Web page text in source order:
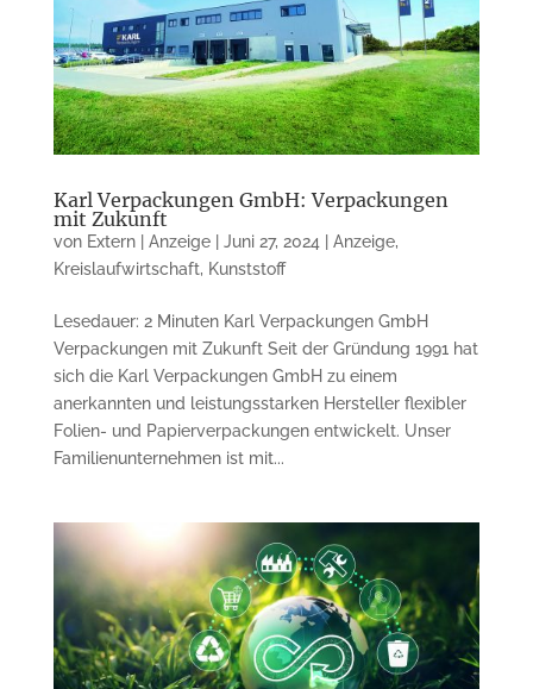
Karl Verpackungen GmbH: Verpackungen
mit Zukunft
von Extern | Anzeige| Juni 27, 2024 Anzeige,
Kreislaufwirtschaft, Kunststoff
Lesedauer: 2 Minuten Karl Verpackungen GmbH
Verpackungen mit Zukunft Seit der Gründung 1991 hat
sich die Karl Verpackungen GmbH zu einem
anerkannten und leistungsstarken Hersteller flexibler
Folien- und Papierverpackungen entwickelt. Unser
Familienunternehmen ist mit...